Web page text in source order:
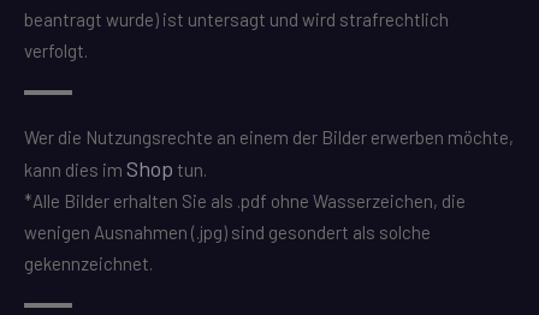
beantragt wurde) ist untersagt und wird strafrechtlich
verfolgt.
Wer die Nutzungsrechte an einem der Bilder erwerben möchte,
kann dies im Shop tun.
*Alle Bilder erhalten Sie als .pdf ohne Wasserzeichen, die
wenigen Ausnahmen (.jpg) sind gesondert als solche
gekennzeichnet.